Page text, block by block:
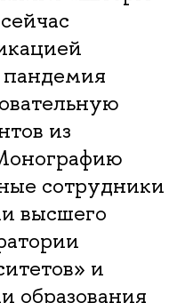
пандемия
из
сотрудники
высшего
и
образования